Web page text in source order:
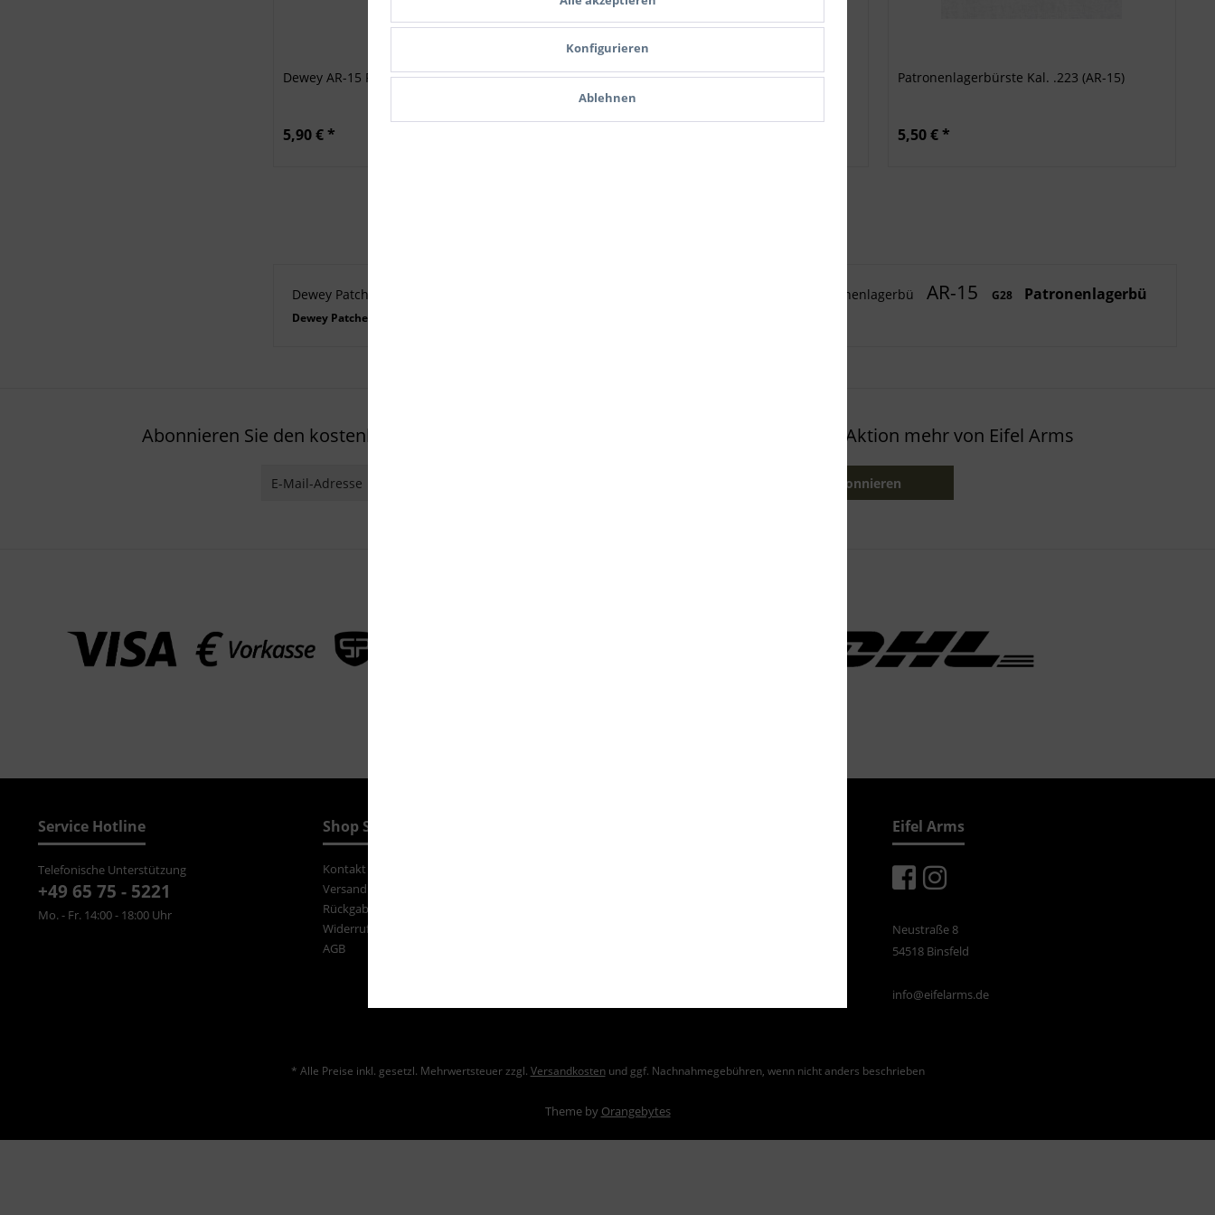
Dewey AR-15 Patronenlager-Wollwischer
5,90 € *
Dewey AR-10 Patronenlager-Wollwischer Patronenlagerbürste Kal. .223 (AR-15)
5,50 € *
Dewey Patches Patronenlagerbü AR-15 G28 Patronenlagerbü
Dewey Patches
Abonnieren Sie den kostenlosen Newsletter und verpassen Sie keine Neuigkeit oder Aktion mehr von Eifel Arms
Jetzt abonnieren
Service Hotline
Telefonische Unterstützung
+49 65 75 - 5221
Mo. - Fr. 14:00 - 18:00 Uhr
Shop Service
Kontakt
Versand und Zahlungsbedingungen
Rückgabe
Widerrufsrecht
AGB
Eifel Arms
Neustraße 8
54518 Binsfeld
info@eifelarms.de
* Alle Preise inkl. gesetzl. Mehrwertsteuer zzgl. Versandkostenund ggf. Nachnahmegebühren, wenn nicht anders beschrieben
Theme by Orangebytes
Ablehnen
Konfigurieren